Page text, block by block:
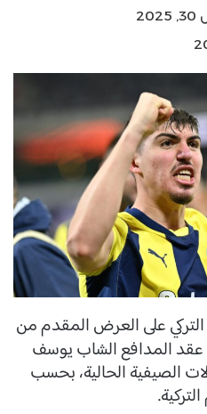
على العرض المقدم من
المدافع الشاب يوسف
الصيفية الحالية، بحسب